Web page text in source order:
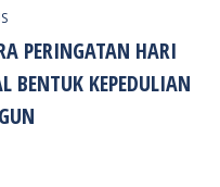
PERINGATAN HARI
BENTUK KEPEDULIAN